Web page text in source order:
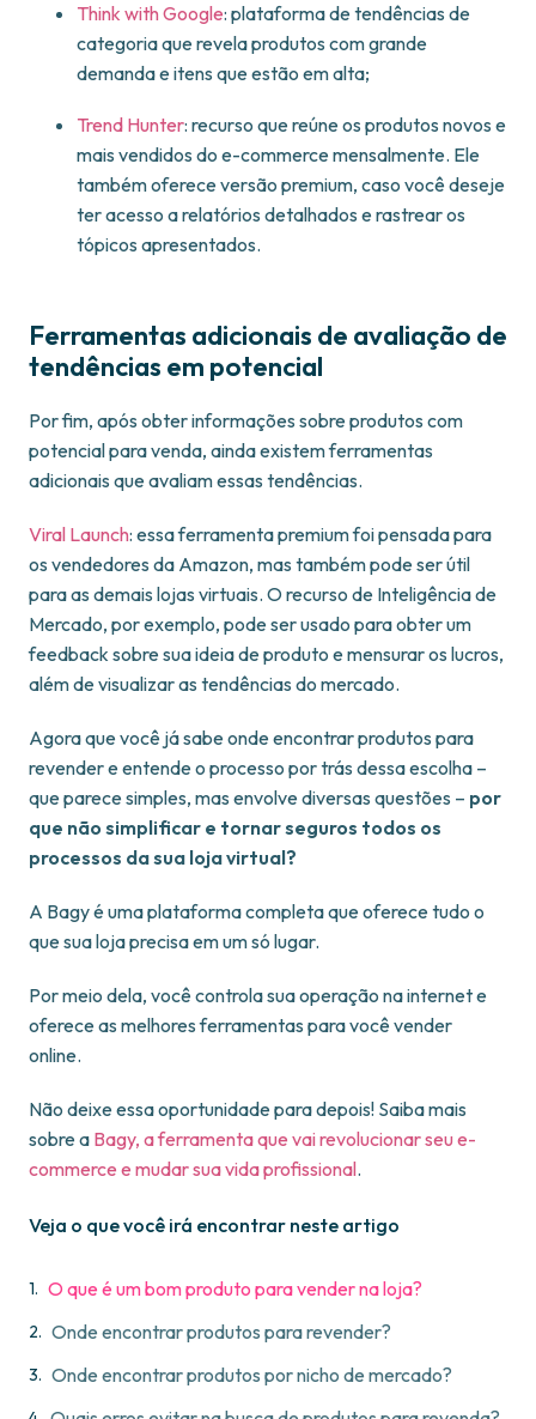
Think with Google: plataforma de tendências de
categoria que revela produtos com grande
demanda e itens que estão em alta;
Trend Hunter: recurso que reúne os produtos novos e
mais vendidos do e-commerce mensalmente. Ele
também oferece versão premium, caso você deseje
ter acesso a relatórios detalhados e rastrear os
tópicos apresentados.
Ferramentas adicionais de avaliação de
tendências em potencial
Por fim, após obter informações sobre produtos com
potencial para venda, ainda existem ferramentas
adicionais que avaliam essas tendências.
Viral Launch: essa ferramenta premium foi pensada para
os vendedores da Amazon, mas também pode ser útil
para as demais lojas virtuais. O recurso de Inteligência de
Mercado, por exemplo, pode ser usado para obter um
feedback sobre sua ideia de produto e mensurar os lucros,
além de visualizar as tendências do mercado.
Agora que você já sabe onde encontrar produtos para
revender e entende o processo por trás dessa escolha –
que parece simples, mas envolve diversas questões – por
que não simplificar e tornar seguros todos os
processos da sua loja virtual?
A Bagy é uma plataforma completa que oferece tudo o
que sua loja precisa em um só lugar.
Por meio dela, você controla sua operação na internet e
oferece as melhores ferramentas para você vender
online.
Não deixe essa oportunidade para depois! Saiba mais
sobre a Bagy, a ferramenta que vai revolucionar seu e-
commerce e mudar sua vida profissional.
Veja o que você irá encontrar neste artigo
O que é um bom produto para vender na loja?
Onde encontrar produtos para revender?
Onde encontrar produtos por nicho de mercado?